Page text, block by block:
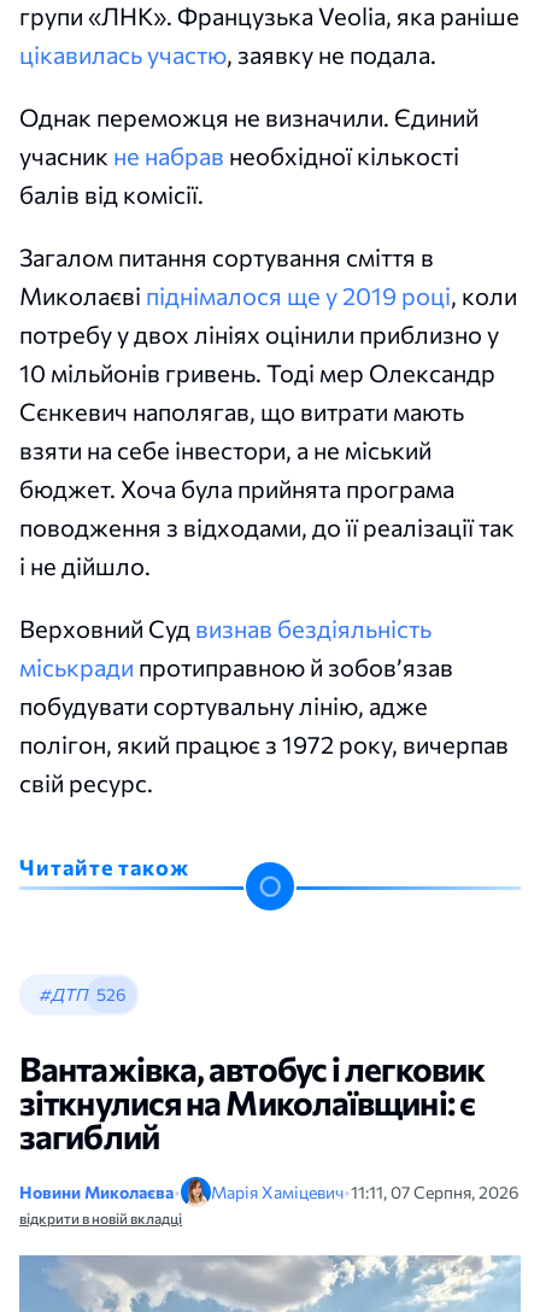
групи «ЛНК». Французька Veolia, яка раніше
цікавилась участю, заявку не подала.
Однак переможця не визначили. Єдиний
учасник не набрав необхідної кількості
балів від комісії.
Загалом питання сортування сміття в
Миколаєві піднімалося ще у 2019 році, коли
потребу у двох лініях оцінили приблизно у
10 мільйонів гривень. Тоді мер Олександр
Сєнкевич наполягав, що витрати мають
взяти на себе інвестори, а не міський
бюджет. Хоча була прийнята програма
поводження з відходами, до її реалізації так
і не дійшло.
Верховний Суд визнав бездіяльність
міськради протиправною й зобов’язав
побудувати сортувальну лінію, адже
полігон, який працює з 1972 року, вичерпав
свій ресурс.
Читайте також
#ДТП 526
Вантажівка, автобус і легковик
зіткнулися на Миколаївщині: є
загиблий
Новини Миколаєва• Марія Хаміцевич•11:11, 07 Серпня, 2026
відкрити в новій вкладці